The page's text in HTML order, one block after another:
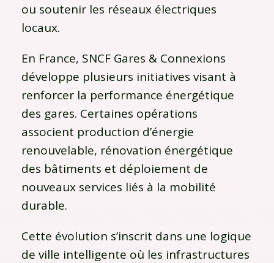
ou soutenir les réseaux électriques
locaux.
En France, SNCF Gares & Connexions
développe plusieurs initiatives visant à
renforcer la performance énergétique
des gares. Certaines opérations
associent production d’énergie
renouvelable, rénovation énergétique
des bâtiments et déploiement de
nouveaux services liés à la mobilité
durable.
Cette évolution s’inscrit dans une logique
de ville intelligente où les infrastructures